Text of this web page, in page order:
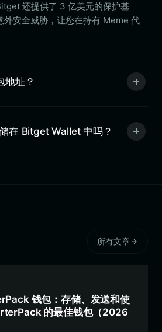
还提供了 3 亿美元的保护基
外安全威胁，让您在持有 Meme 代
地址？
在 Bitget Wallet 中吗？
所有文章
钱包：存储、发送和使
的最佳钱包（2026